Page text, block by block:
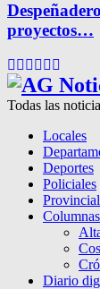
proyectos…
Facebook
Twitter
Instagram
Pinterest
Google
Todas las
Locales
Deportes
Policiales
Columnas
Diario